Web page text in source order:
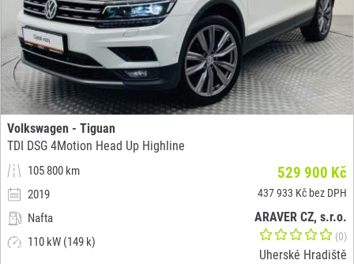
Volkswagen - Tiguan
TDI DSG 4Motion Head Up Highline
105 800 km
2019
Nafta
110 kW (149 k)
529 900 Kč
437 933 Kč bez DPH
ARAVER CZ, s.r.o.
(0)
Uherské Hradiště